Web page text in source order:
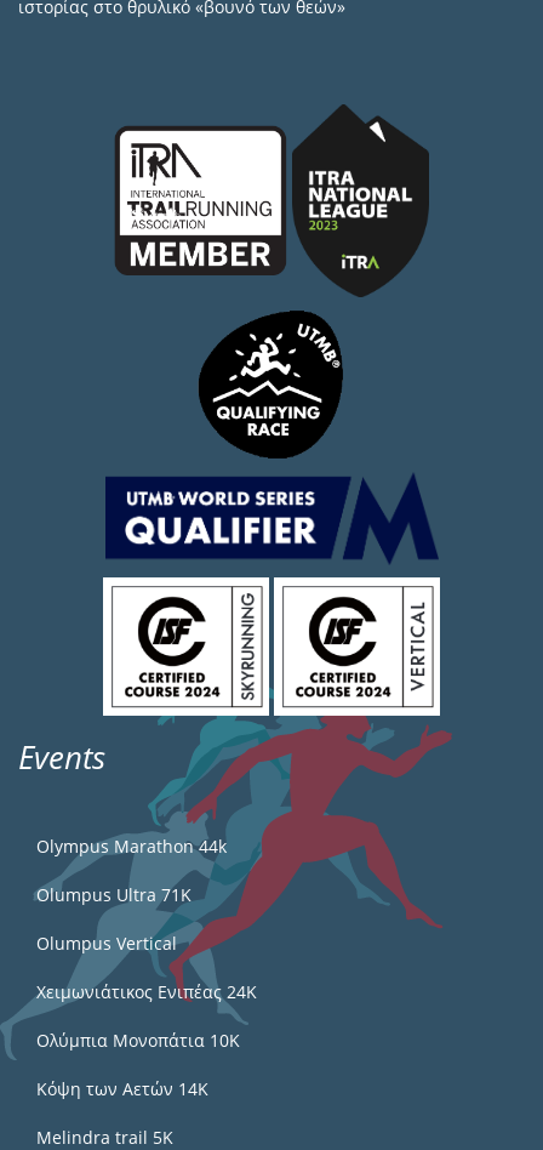
ιστορίας στο θρυλικό «βουνό των θεών»
Events
Olympus Marathon 44k
Olumpus Ultra 71K
Olumpus Vertical
Χειμωνιάτικος Ενιπέας 24Κ
Ολύμπια Μονοπάτια 10Κ
Κόψη των Αετών 14Κ
Melindra trail 5Κ